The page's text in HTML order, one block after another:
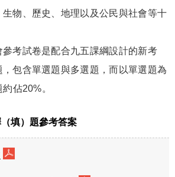
物、歷史、地理以及公民與社會等十
考試卷是配合九五課綱設計的新考
包含單選題與多選題，而以單選題為
佔20%。
填）題參考答案